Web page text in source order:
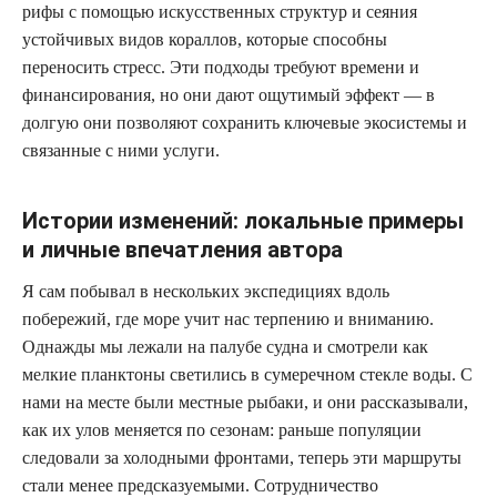
рифы с помощью искусственных структур и сеяния
устойчивых видов кораллов, которые способны
переносить стресс. Эти подходы требуют времени и
финансирования, но они дают ощутимый эффект — в
долгую они позволяют сохранить ключевые экосистемы и
связанные с ними услуги.
Истории изменений: локальные примеры
и личные впечатления автора
Я сам побывал в нескольких экспедициях вдоль
побережий, где море учит нас терпению и вниманию.
Однажды мы лежали на палубе судна и смотрели как
мелкие планктоны светились в сумеречном стекле воды. С
нами на месте были местные рыбаки, и они рассказывали,
как их улов меняется по сезонам: раньше популяции
следовали за холодными фронтами, теперь эти маршруты
стали менее предсказуемыми. Сотрудничество